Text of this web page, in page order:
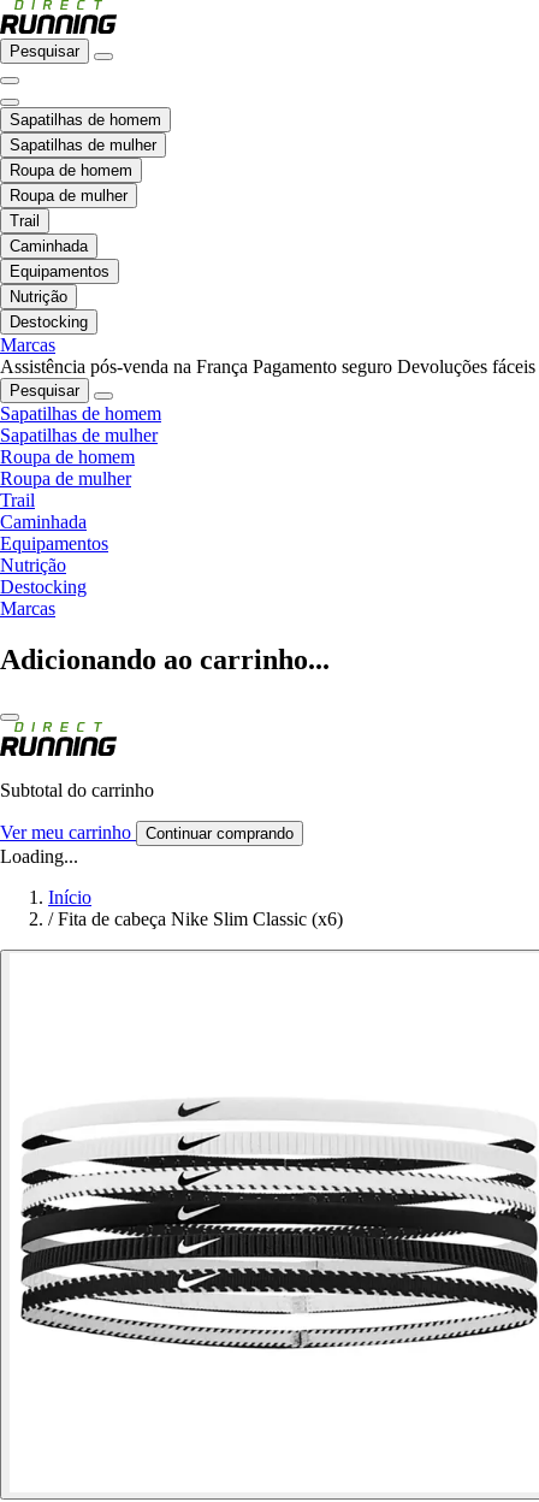
Pesquisar
Sapatilhas de homem
Sapatilhas de mulher
Roupa de homem
Roupa de mulher
Trail
Caminhada
Equipamentos
Nutrição
Destocking
Marcas
Assistência pós-venda na França Pagamento seguro Devoluções fáceis
Pesquisar
Sapatilhas de homem
Sapatilhas de mulher
Roupa de homem
Roupa de mulher
Trail
Caminhada
Equipamentos
Nutrição
Destocking
Marcas
Adicionando ao carrinho...
Subtotal do carrinho
Ver meu carrinho Continuar comprando
Loading...
Início
/ Fita de cabeça Nike Slim Classic (x6)